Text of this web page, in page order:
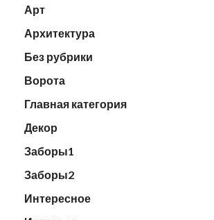
Арт
Архитектура
Без рубрики
Ворота
Главная категория
Декор
Заборы1
Заборы2
Интересное